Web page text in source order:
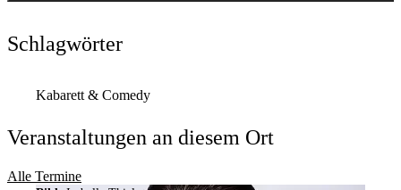
Anschrift
Schlagwörter
Kabarett & Comedy
Veranstaltungen an diesem Ort
Alle Termine